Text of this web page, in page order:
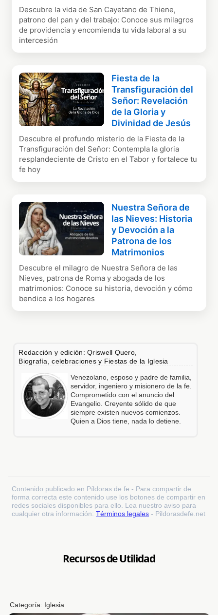
Descubre la vida de San Cayetano de Thiene,
patrono del pan y del trabajo: Conoce sus milagros
de providencia y encomienda tu vida laboral a su
intercesión
Fiesta de la
Transfiguración del
Señor: Revelación
de la Gloria y
Divinidad de Jesús
Descubre el profundo misterio de la Fiesta de la
Transfiguración del Señor: Contempla la gloria
resplandeciente de Cristo en el Tabor y fortalece tu
fe hoy
Nuestra Señora de
las Nieves: Historia
y Devoción a la
Patrona de los
Matrimonios
Descubre el milagro de Nuestra Señora de las
Nieves, patrona de Roma y abogada de los
matrimonios: Conoce su historia, devoción y cómo
bendice a los hogares
Redacción y edición: Qriswell Quero,
Biografía, celebraciones y Fiestas de la Iglesia
Venezolano, esposo y padre de familia,
servidor, ingeniero y misionero de la fe.
Comprometido con el anuncio del
Evangelio. Creyente sólido de que
siempre existen nuevos comienzos.
Quien a Dios tiene, nada lo detiene.
Contenido publicado en Píldoras de fe - Para compartir de
forma correcta este contenido use los botones de compartir en
redes sociales disponibles para ello. Lea nuestro aviso para
cualquier otra información: Términos legales - Pildorasdefe.net
Recursos de Utilidad
Categoría: Iglesia